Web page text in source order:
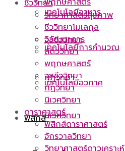
จุลชีววิทยา
กีฏวิทยา
นิเวศวิทยา
เทคโนโลยีอาหาร
เทคโนโลยีการคำนวณ
เทคโนโลยีอวกาศ
ฟิสิกส์
ชีววิทยา
วิทยาศาสตร์สุขภาพ
ชีววิทยาโมเลกุล
วิวัฒนาการ
สัตววิทยา
พฤกษศาสตร์
จุลชีววิทยา
กีฏวิทยา
นิเวศวิทยา
ดาราศาสตร์
ฟิสิกส์ดาราศาสตร์
จักรวาลวิทยา
วิทยาศาสตร์ดาวเคราะห์